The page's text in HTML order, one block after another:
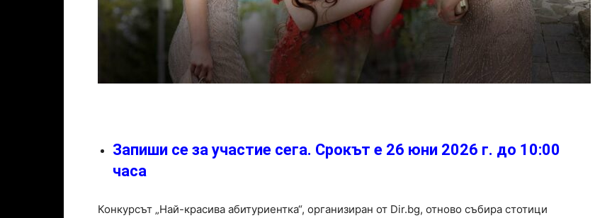
Запиши се за участие сега. Срокът е 26 юни 2026 г. до 10:00
часа
Конкурсът „Най-красива абитуриентка“, организиран от Dir.bg, отново събира стотици